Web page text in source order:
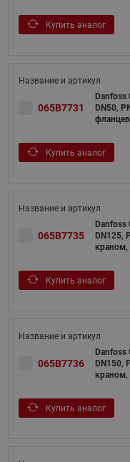
Купить аналог
065B7731
Danfoss
DN50,
Купить аналог
065B7735
Danfoss
DN125,
Купить аналог
065B7736
Danfoss
DN150,
Купить аналог